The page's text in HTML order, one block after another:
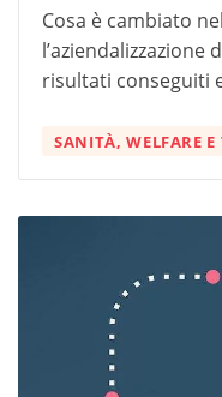
Cosa è cambiato
l’aziendalizzazione
risultati conseguiti
SANITÀ, WELFARE E